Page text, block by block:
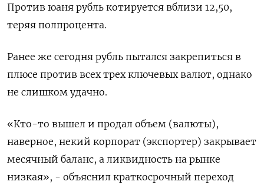
Против юаня рубль котируется вблизи 12,50,
теряя полпроцента.
Ранее же сегодня рубль пытался закрепиться в
плюсе против всех трех ключевых валют, однако
не слишком удачно.
«Кто-то вышел и продал объем (валюты),
наверное, некий корпорат (экспортер) закрывает
месячный баланс, а ликвидность на рынке
низкая», - объяснил краткосрочный переход